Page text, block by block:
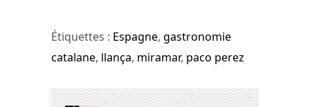
Étiquettes : Espagne, gastronomie
catalane, llança, miramar, paco perez